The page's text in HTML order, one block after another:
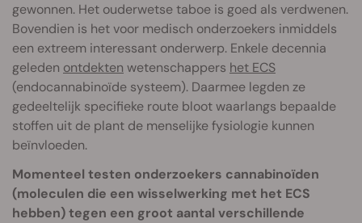
gewonnen. Het ouderwetse taboe is goed als verdwenen.
Bovendien is het voor medisch onderzoekers inmiddels
een extreem interessant onderwerp. Enkele decennia
geleden ontdekten wetenschappers het ECS
(endocannabinoïde systeem). Daarmee legden ze
gedeeltelijk specifieke route bloot waarlangs bepaalde
stoffen uit de plant de menselijke fysiologie kunnen
beïnvloeden.
Momenteel testen onderzoekers cannabinoïden
(moleculen die een wisselwerking met het ECS
hebben) tegen een groot aantal verschillende